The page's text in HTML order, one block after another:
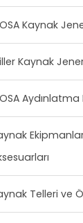
Kaynak
Kaynak
Aydınlatma
Telleri ve